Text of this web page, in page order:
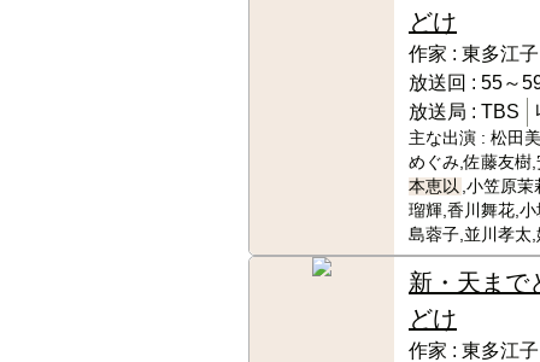
どけ
作家 : 東多江子
放送回 : 55～
放送局 : TBS
主な出演 : 松田
めぐみ,佐藤友樹
本恵以 ,小笠原
瑠輝,香川舞花,
島蓉子,並川孝太
新・天まで
どけ
作家 : 東多江子